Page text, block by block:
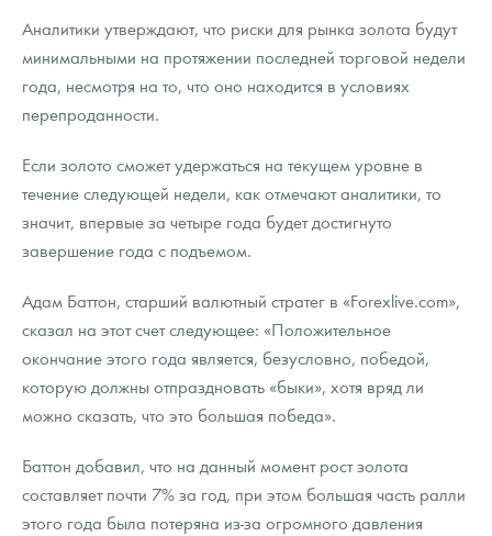
Золотой червонец Сеятель
Аксессуары
Гарри Поттер
Год Лошади
Флот: ледоколы и корабли
Жетоны "Необыкновенные обитатели глубин"
Ювелирные изделия
Русская нумизматика
Золотая карманная галерея
Наборы подарочных и коллекционных монет
Выкуп монет
Выкуп серебряных монет
Памятка для работы с монетами из драгметаллов
Условия возврата
Монеты
Политика конфиденциальности
Политика использования Cookies
Положение по обработке и защите персональных данных
Распродажа монет и жетонов
Итоги 2025 года. Прогноз курсов золота, серебра, платины на
2026 год
Cтатьи
Георгий Победоносец - динамика цен
Курс золота и серебра
Скупка слитков
Контакты
Наши преимущества
Письмо директору
Пресс-служба
Аналитики утверждают, что риски для рынка золота будут
минимальными на протяжении последней торговой недели
года, несмотря на то, что оно находится в условиях
перепроданности.
Если золото сможет удержаться на текущем уровне в
течение следующей недели, как отмечают аналитики, то
значит, впервые за четыре года будет достигнуто
завершение года с подъемом.
Адам Баттон, старший валютный стратег в «Forexlive.com»,
сказал на этот счет следующее: «Положительное
окончание этого года является, безусловно, победой,
которую должны отпраздновать «быки», хотя вряд ли
можно сказать, что это большая победа».
Баттон добавил, что на данный момент рост золота
составляет почти 7% за год, при этом большая часть ралли
этого года была потеряна из-за огромного давления